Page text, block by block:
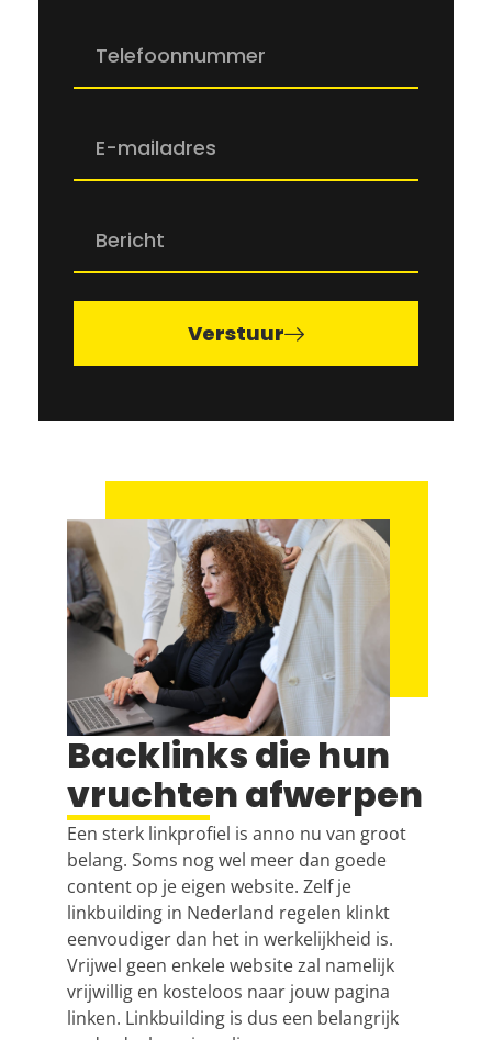
Verstuur
Backlinks die hun
vruchten afwerpen
Een sterk linkprofiel is anno nu van groot
belang. Soms nog wel meer dan goede
content op je eigen website. Zelf je
linkbuilding in Nederland regelen klinkt
eenvoudiger dan het in werkelijkheid is.
Vrijwel geen enkele website zal namelijk
vrijwillig en kosteloos naar jouw pagina
linken. Linkbuilding is dus een belangrijk